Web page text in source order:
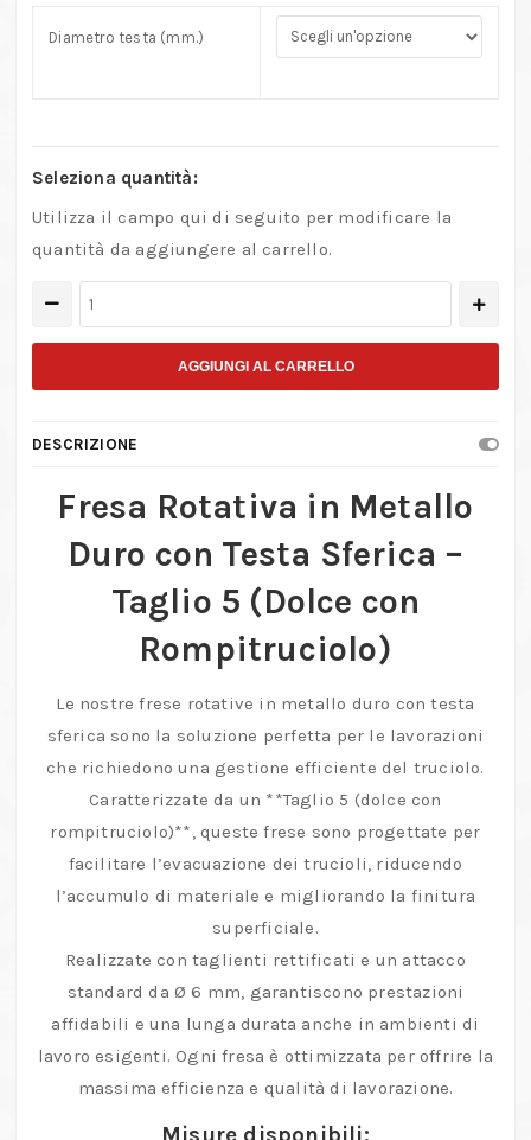
Diametro testa (mm.)
Seleziona quantità:
Utilizza il campo qui di seguito per modificare la
quantità da aggiungere al carrello.
Rotativa
Metallo
con
Sferica
Rompitruciolo)
quantità
AGGIUNGI AL CARRELLO
DESCRIZIONE
Fresa Rotativa in Metallo
Duro con Testa Sferica –
Taglio 5 (Dolce con
Rompitruciolo)
Le nostre frese rotative in metallo duro con testa
sferica sono la soluzione perfetta per le lavorazioni
che richiedono una gestione efficiente del truciolo.
Caratterizzate da un **Taglio 5 (dolce con
rompitruciolo)**, queste frese sono progettate per
facilitare l’evacuazione dei trucioli, riducendo
l’accumulo di materiale e migliorando la finitura
superficiale.
Realizzate con taglienti rettificati e un attacco
standard da Ø 6 mm, garantiscono prestazioni
affidabili e una lunga durata anche in ambienti di
lavoro esigenti. Ogni fresa è ottimizzata per offrire la
massima efficienza e qualità di lavorazione.